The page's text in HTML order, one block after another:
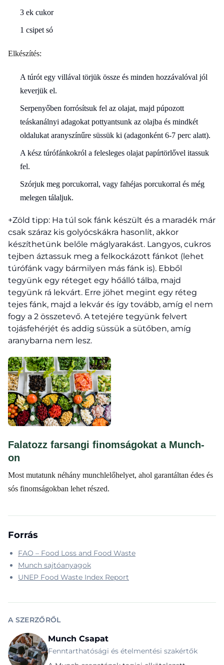
3 ek cukor
1 csipet só
Elkészítés:
A túrót egy villával törjük össze és minden hozzávalóval jól
keverjük el.
Serpenyőben forrósítsuk fel az olajat, majd púpozott
teáskanálnyi adagokat pottyantsunk az olajba és mindkét
oldalukat aranyszínűre süssük ki (adagonként 6-7 perc alatt).
A kész túrófánkokról a felesleges olajat papírtörlővel itassuk
fel.
Szórjuk meg porcukorral, vagy fahéjas porcukorral és még
melegen tálaljuk.
+Zöld tipp: Ha túl sok fánk készült és a maradék már
csak száraz kis golyócskákra hasonlít, akkor
készíthetünk belőle máglyarakást. Langyos, cukros
tejben áztassuk meg a felkockázott fánkot (lehet
túrófánk vagy bármilyen más fánk is). Ebből
tegyünk egy réteget egy hőálló tálba, majd
tegyünk rá lekvárt. Erre jöhet megint egy réteg
tejes fánk, majd a lekvár és így tovább, amíg el nem
fogy a 2 összetevő. A tetejére tegyünk felvert
tojásfehérjét és addig süssük a sütőben, amíg
aranybarna nem lesz.
Falatozz farsangi finomságokat a Munch-
on
Most mutatunk néhány munchlelőhelyet, ahol garantáltan édes és
sós finomságokban lehet részed.
Forrás
FAO – Food Loss and Food Waste
Munch sajtóanyagok
UNEP Food Waste Index Report
A SZERZŐRŐL
Munch Csapat
Fenntarthatósági és ételmentési szakértők